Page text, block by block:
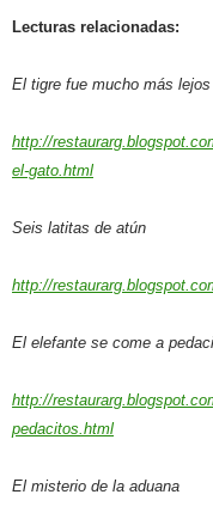
Lecturas relacionadas:
El tigre fue mucho más
http://
el-gato.html
Seis latitas de atún
http://
El elefante se come a
http://
pedacitos.html
El misterio de la aduana